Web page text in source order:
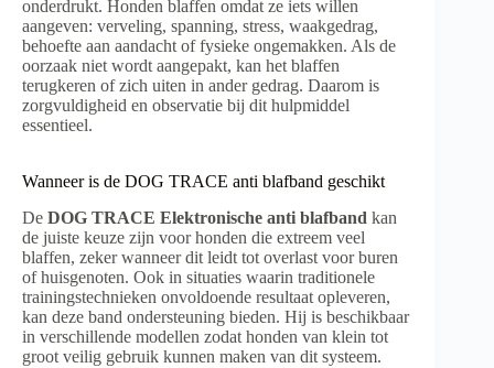
onderdrukt. Honden blaffen omdat ze iets willen
aangeven: verveling, spanning, stress, waakgedrag,
behoefte aan aandacht of fysieke ongemakken. Als de
oorzaak niet wordt aangepakt, kan het blaffen
terugkeren of zich uiten in ander gedrag. Daarom is
zorgvuldigheid en observatie bij dit hulpmiddel
essentieel.
Wanneer is de DOG TRACE anti blafband geschikt
De DOG TRACE Elektronische anti blafband kan
de juiste keuze zijn voor honden die extreem veel
blaffen, zeker wanneer dit leidt tot overlast voor buren
of huisgenoten. Ook in situaties waarin traditionele
trainingstechnieken onvoldoende resultaat opleveren,
kan deze band ondersteuning bieden. Hij is beschikbaar
in verschillende modellen zodat honden van klein tot
groot veilig gebruik kunnen maken van dit systeem.